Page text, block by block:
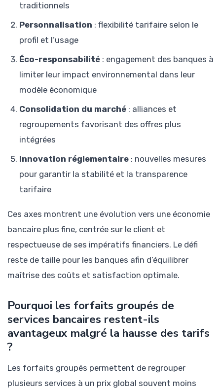
traditionnels
Personnalisation : flexibilité tarifaire selon le
profil et l’usage
Éco-responsabilité : engagement des banques à
limiter leur impact environnemental dans leur
modèle économique
Consolidation du marché : alliances et
regroupements favorisant des offres plus
intégrées
Innovation réglementaire : nouvelles mesures
pour garantir la stabilité et la transparence
tarifaire
Ces axes montrent une évolution vers une économie
bancaire plus fine, centrée sur le client et
respectueuse de ses impératifs financiers. Le défi
reste de taille pour les banques afin d’équilibrer
maîtrise des coûts et satisfaction optimale.
Pourquoi les forfaits groupés de
services bancaires restent-ils
avantageux malgré la hausse des tarifs
?
Les forfaits groupés permettent de regrouper
plusieurs services à un prix global souvent moins